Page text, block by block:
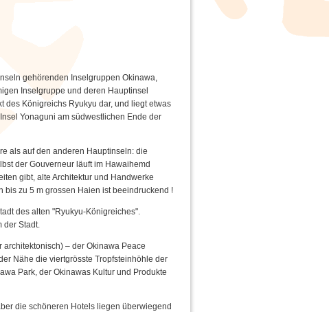
gehörenden Inselgruppen Okinawa,
Inselgruppe und deren Hauptinsel
des Königreichs Ryukyu dar, und liegt etwas
Yonaguni am südwestlichen Ende der
als auf den anderen Hauptinseln: die
der Gouverneur läuft im Hawaihemd
gibt, alte Architektur und Handwerke
bis zu 5 m grossen Haien ist beeindruckend !
des alten "Ryukyu-Königreiches".
der Stadt.
– der Okinawa Peace
Nähe die viertgrösste Tropfsteinhöhle der
Park, der Okinawas Kultur und Produkte
die schöneren Hotels liegen überwiegend